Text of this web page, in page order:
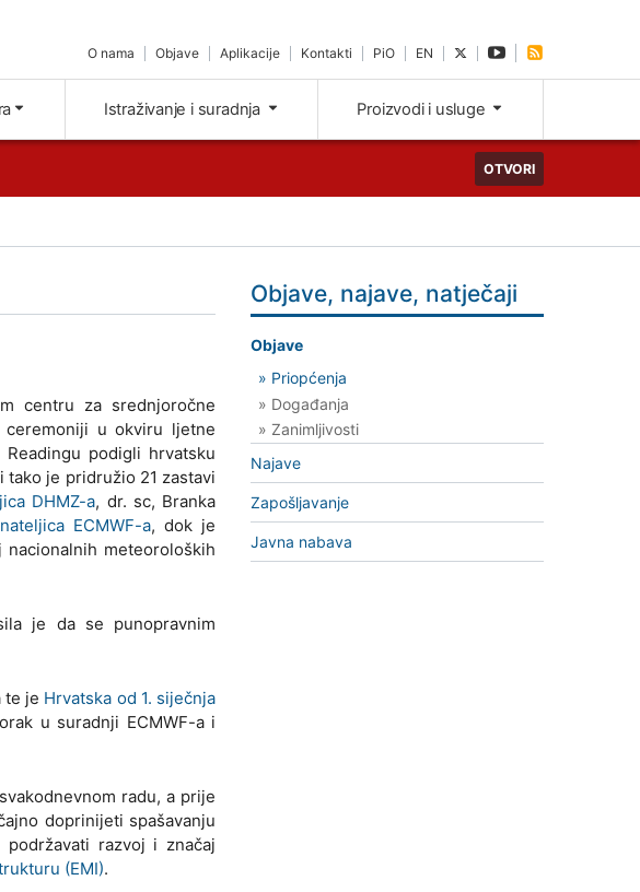
O nama Objave Aplikacije Kontakti PiO EN
Istraživanje i suradnja Proizvodi i usluge
OTVORI
centru za srednjoročne
ceremoniji u okviru ljetne
podigli hrvatsku
tako je pridružio 21 zastavi
DHMZ-a, dr. sc, Branka
ECMWF-a, dok je
meteoroloških
je da se punopravnim
te je Hrvatska od 1. siječnja
u suradnji ECMWF-a i
radu, a prije
doprinijeti spašavanju
razvoj i značaj
(EMI).
Objave, najave, natječaji
Objave
» Priopćenja
» Događanja
» Zanimljivosti
Najave
Zapošljavanje
Javna nabava